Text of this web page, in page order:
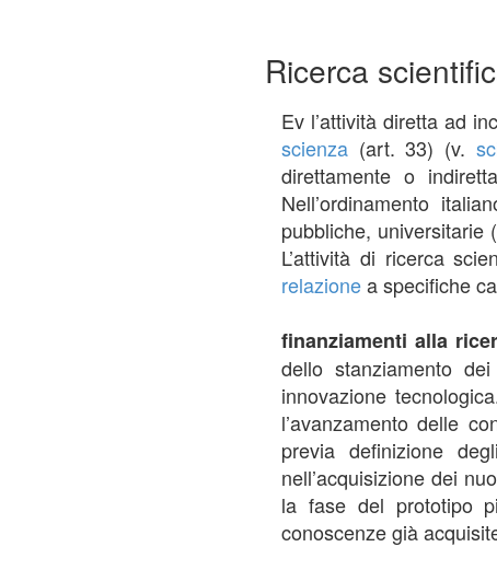
Ricerca
Ev l’attività diretta ad
scienza (art. 33) (v.
direttamente o
Nell’ordinamento
pubbliche, universitarie
L’attività di ricerca
relazionea specifiche
finanziamenti alla
dello stanziamento
innovazione
l’avanzamento delle
previa definizione
nell’acquisizione dei
la fase del prototipo
conoscenze già